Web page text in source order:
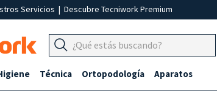
Servicios | Descubre Tecniwork Premium
Técnica Ortopodología Aparatos